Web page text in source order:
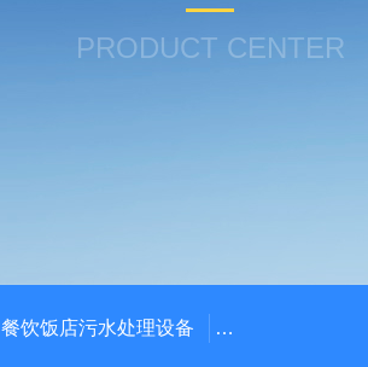
PRODUCT CENTER
餐饮饭店污水处理设备 高密度沉淀池中